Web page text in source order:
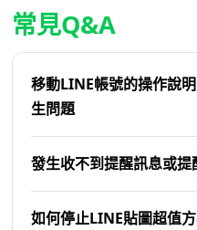
常見Q&A
移動LINE帳號的操作說
生問題
發生收不到提醒訊息或
如何停止LINE貼圖超值